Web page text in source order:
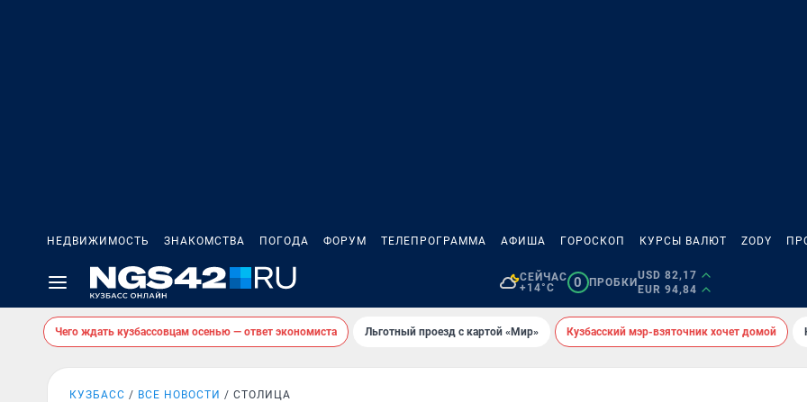
НЕДВИЖИМОСТЬ ЗНАКОМСТВА ПОГОДА ФОРУМ ТЕЛЕПРОГРАММА АФИША ГОРОСКОП КУРСЫ ВАЛЮТ ZODY
СЕЙЧАС
+14°C
0 ПРОБКИ
USD 82,17
EUR 94,84
Чего ждать кузбассовцам осенью — ответ экономиста Льготный проезд с картой «Мир» Кузбасский мэр-взяточник хочет домой
КУЗБАСС ВСЕ НОВОСТИ СТОЛИЦА